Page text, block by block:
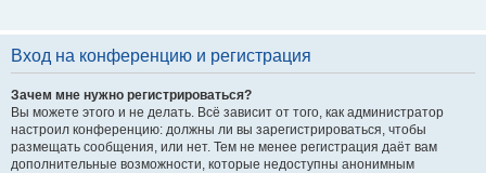
Вход на конференцию и регистрация
Зачем мне нужно регистрироваться?
Вы можете этого и не делать. Всё зависит от того, как администратор
настроил конференцию: должны ли вы зарегистрироваться, чтобы
размещать сообщения, или нет. Тем не менее регистрация даёт вам
дополнительные возможности, которые недоступны анонимным